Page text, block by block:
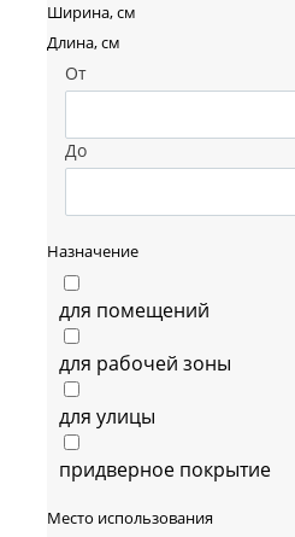
Ширина, см
Длина, см
От
До
Назначение
для помещений
для рабочей зоны
для улицы
придверное покрытие
Место использования